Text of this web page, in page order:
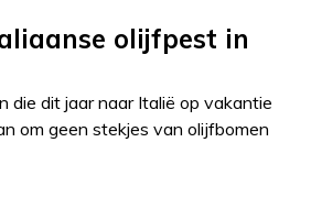
olijfpest in
die dit jaar naar Italië op vakantie
om geen stekjes van olijfbomen